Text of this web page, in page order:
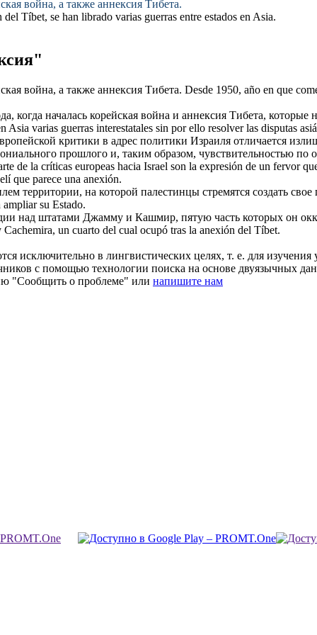
война, а также аннексия Тибета.
del Tíbet, se han librado varias guerras entre estados en Asia.
война, а также аннексия Тибета. Desde 1950, año en que
когда началась корейская война и аннексия Тибета, которые
Asia varias guerras interestatales sin por ello resolver las disputas
критики в адрес политики Израиля отличается
прошлого и, таким образом, чувствительностью
de la críticas europeas hacia Israel son la expresión de un fervor
que parece una anexión.
территории, на которой палестинцы стремятся создать свое
su Estado.
над штатами Джамму и Кашмир, пятую часть которых он
un cuarto del cual ocupó tras la anexión del Tíbet.
исключительно в лингвистических целях, т. е. для
с помощью технологии поиска на основе двуязычных
"Сообщить о проблеме" или напишите нам